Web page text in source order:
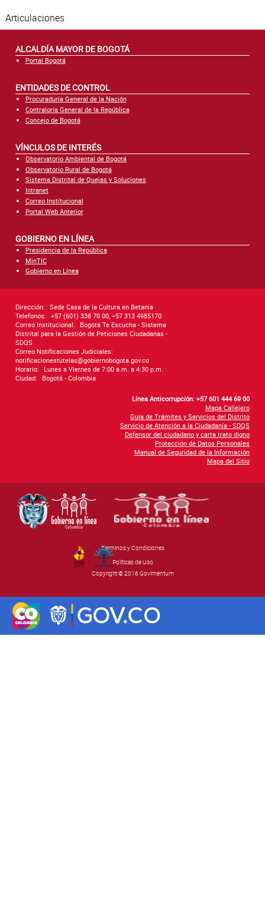
Articulaciones
ALCALDÍA MAYOR DE BOGOTÁ
Portal Bogotá
ENTIDADES DE CONTROL
Procuraduría General de la Nación
Contraloría General de la República
Concejo de Bogotá
VÍNCULOS DE INTERÉS
Observatorio Ambiental de Bogotá
Observatorio Rural de Bogotá
Sistema Distrital de Quejas y Soluciones
Intranet
Correo Institucional
Portal Web Anterior
GOBIERNO EN LÍNEA
Presidencia de la República
MinTIC
Gobierno en Línea
Dirección: Sede Casa de la Cultura en Betania
Telefonos: +57 (601) 338 70 00, +57 313 4985170
Correo Institucional:
Bogotá Te Escucha - Sistema
Distrital para la Gestión de Peticiones Ciudadanas -
SDQS
Correo Notificaciones Judiciales:
notificacionestutelas@gobiernobogota.gov.co
Horario:
Lunes a Viernes de 7:00 a.m. a 4:30 p.m.
Ciudad:
Bogotá - Colombia
Línea Anticorrupción: +57 601 444 69 00
Mapa Callejero
Guía de Trámites y Servicios del Distrito
Servicio de Atención a la Ciudadanía - SDQS
Defensor del ciudadano y carta trato digno
Protección de Datos Personales
Manual de Seguridad de la Información
Mapa del Sitio
Términos y Condiciones
Políticas de Uso
Copyright © 2016 Govimentum
By Govimentum